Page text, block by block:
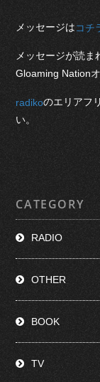
メッセージはコチ
メッセージが読
Gloaming Nation
radikoのエリアフ
い。
CATEGORY
RADIO
OTHER
BOOK
TV